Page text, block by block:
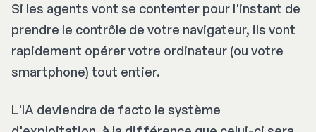
Si les agents vont se contenter pour l'instant de
prendre le contrôle de votre navigateur, ils vont
rapidement opérer votre ordinateur (ou votre
smartphone) tout entier.
L'IA deviendra de facto le système